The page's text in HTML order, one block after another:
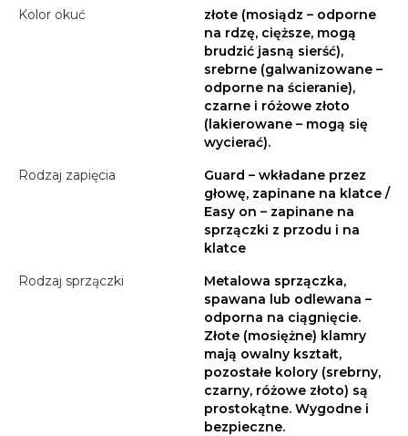
Kolor okuć
złote (mosiądz – odporne
na rdzę, cięższe, mogą
brudzić jasną sierść),
srebrne (galwanizowane –
odporne na ścieranie),
czarne i różowe złoto
(lakierowane – mogą się
wycierać).
Rodzaj zapięcia
Guard – wkładane przez
głowę, zapinane na klatce /
Easy on – zapinane na
sprzączki z przodu i na
klatce
Rodzaj sprzączki
Metalowa sprzączka,
spawana lub odlewana –
odporna na ciągnięcie.
Złote (mosiężne) klamry
mają owalny kształt,
pozostałe kolory (srebrny,
czarny, różowe złoto) są
prostokątne. Wygodne i
bezpieczne.